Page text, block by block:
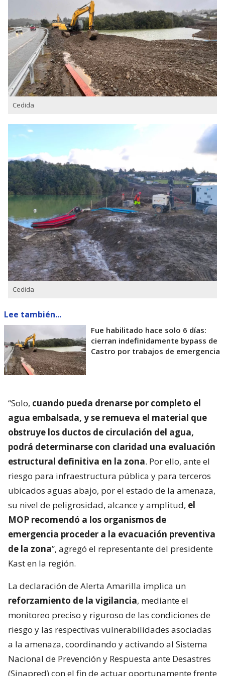
Cedida
Cedida
Lee también...
Fue habilitado hace solo 6 días:
cierran indefinidamente bypass de
Castro por trabajos de emergencia
“Solo, cuando pueda drenarse por completo el
agua embalsada, y se remueva el material que
obstruye los ductos de circulación del agua,
podrá determinarse con claridad una evaluación
estructural definitiva en la zona. Por ello, ante el
riesgo para infraestructura pública y para terceros
ubicados aguas abajo, por el estado de la amenaza,
su nivel de peligrosidad, alcance y amplitud, el
MOP recomendó a los organismos de
emergencia proceder a la evacuación preventiva
de la zona”, agregó el representante del presidente
Kast en la región.
La declaración de Alerta Amarilla implica un
reforzamiento de la vigilancia, mediante el
monitoreo preciso y riguroso de las condiciones de
riesgo y las respectivas vulnerabilidades asociadas
a la amenaza, coordinando y activando al Sistema
Nacional de Prevención y Respuesta ante Desastres
(Sinapred) con el fin de actuar oportunamente frente